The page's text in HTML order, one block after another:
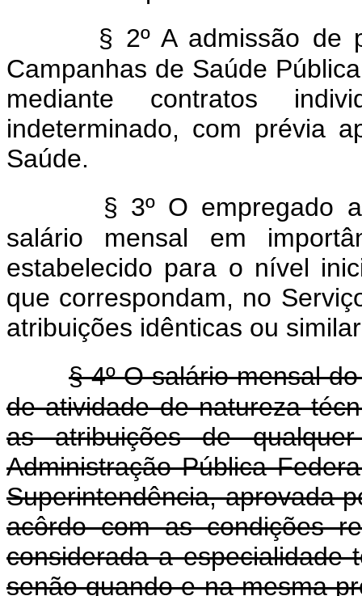
§ 2º A admissão de
Campanhas de Saúde
mediante contratos
indeterminado, com prévia
Saúde.
§ 3º O empregado
salário mensal em
estabelecido para o nível
que correspondam, no
atribuições idênticas ou
§ 4º O salário mensal
de atividade de natureza
as atribuições de
Administração Pública
Superintendência, aprovada
acôrdo com as condições
considerada a especialidade
senão quando e na mesma